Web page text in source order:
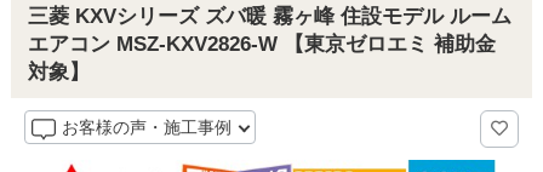
三菱 KXVシリーズ ズバ暖 霧ヶ峰 住設モデル ルーム
エアコン MSZ-KXV2826-W 【東京ゼロエミ 補助金
対象】
お客様の声・施工事例